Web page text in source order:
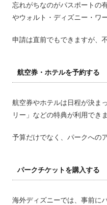
忘れがちなのがパスポートの
やウォルト・ディズニー・ワ
申請は直前でもできますが、
航空券・ホテルを予約する
航空券やホテルは日程が決ま
リー」などの特典が利用できま
予算だけでなく、パークへの
パークチケットを購入する
海外ディズニーでは、事前に